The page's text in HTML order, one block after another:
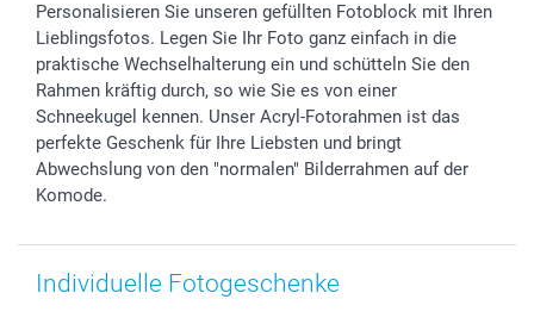
Geschenk-Gutscheine (PDF)
Partnerprogramme
Investor Relations
B2B smartbusiness
Widerrufsrecht
Hochzeit
Geburtstag
Geburt
Zu allen Anlässen
72h Lieferung
Zahlungsmöglichkeiten
Sitemap
Status der Bestellung
smartfriends
smartgarantie
Personalisieren Sie unseren gefüllten Fotoblock mit Ihren
Lieblingsfotos. Legen Sie Ihr Foto ganz einfach in die
praktische Wechselhalterung ein und schütteln Sie den
Rahmen kräftig durch, so wie Sie es von einer
Schneekugel kennen. Unser Acryl-Fotorahmen ist das
perfekte Geschenk für Ihre Liebsten und bringt
Abwechslung von den "normalen" Bilderrahmen auf der
Komode.
Individuelle Fotogeschenke